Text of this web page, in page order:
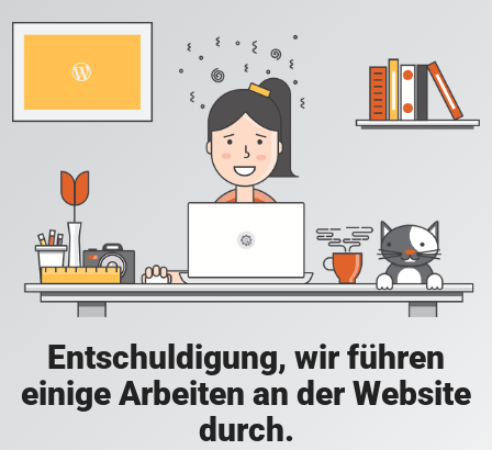
Entschuldigung, wir führen
einige Arbeiten an der Website
durch.